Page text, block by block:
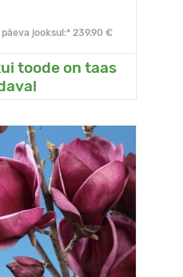
jooksul:* 239.90 €
toode on taas